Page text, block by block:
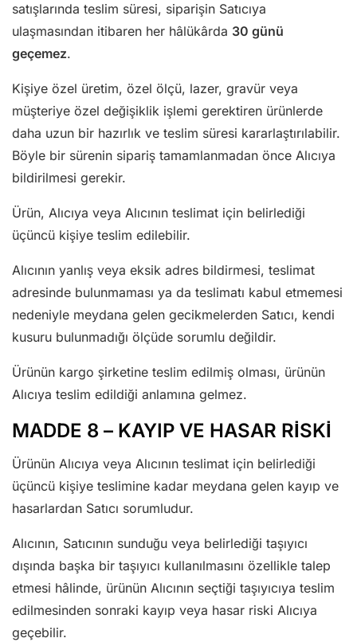
satışlarında teslim süresi, siparişin Satıcıya
ulaşmasından itibaren her hâlükârda 30 günü
geçemez.
Kişiye özel üretim, özel ölçü, lazer, gravür veya
müşteriye özel değişiklik işlemi gerektiren ürünlerde
daha uzun bir hazırlık ve teslim süresi kararlaştırılabilir.
Böyle bir sürenin sipariş tamamlanmadan önce Alıcıya
bildirilmesi gerekir.
Ürün, Alıcıya veya Alıcının teslimat için belirlediği
üçüncü kişiye teslim edilebilir.
Alıcının yanlış veya eksik adres bildirmesi, teslimat
adresinde bulunmaması ya da teslimatı kabul etmemesi
nedeniyle meydana gelen gecikmelerden Satıcı, kendi
kusuru bulunmadığı ölçüde sorumlu değildir.
Ürünün kargo şirketine teslim edilmiş olması, ürünün
Alıcıya teslim edildiği anlamına gelmez.
MADDE 8 – KAYIP VE HASAR RİSKİ
Ürünün Alıcıya veya Alıcının teslimat için belirlediği
üçüncü kişiye teslimine kadar meydana gelen kayıp ve
hasarlardan Satıcı sorumludur.
Alıcının, Satıcının sunduğu veya belirlediği taşıyıcı
dışında başka bir taşıyıcı kullanılmasını özellikle talep
etmesi hâlinde, ürünün Alıcının seçtiği taşıyıcıya teslim
edilmesinden sonraki kayıp veya hasar riski Alıcıya
geçebilir.